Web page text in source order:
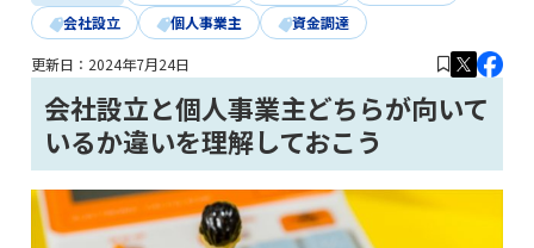
会社設立
個人事業主 資金調達
更新日： 2024年7月24日
会社設立と個人事業主どちらが向いて
いるか違いを理解しておこう